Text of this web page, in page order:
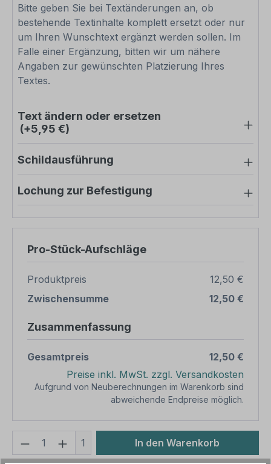
Bitte geben Sie bei Textänderungen an, ob
bestehende Textinhalte komplett ersetzt oder nur
um Ihren Wunschtext ergänzt werden sollen. Im
Falle einer Ergänzung, bitten wir um nähere
Angaben zur gewünschten Platzierung Ihres
Textes.
Text ändern oder ersetzen
(+5,95 €)
Schildausführung
Lochung zur Befestigung
Pro-Stück-Aufschläge
Produktpreis
12,50 €
Zwischensumme
12,50 €
Zusammenfassung
Gesamtpreis
12,50 €
Preise inkl. MwSt. zzgl. Versandkosten
Aufgrund von Neuberechnungen im Warenkorb sind
abweichende Endpreise möglich.
Produkt Anzahl: Gib den
1 In den Warenkorb